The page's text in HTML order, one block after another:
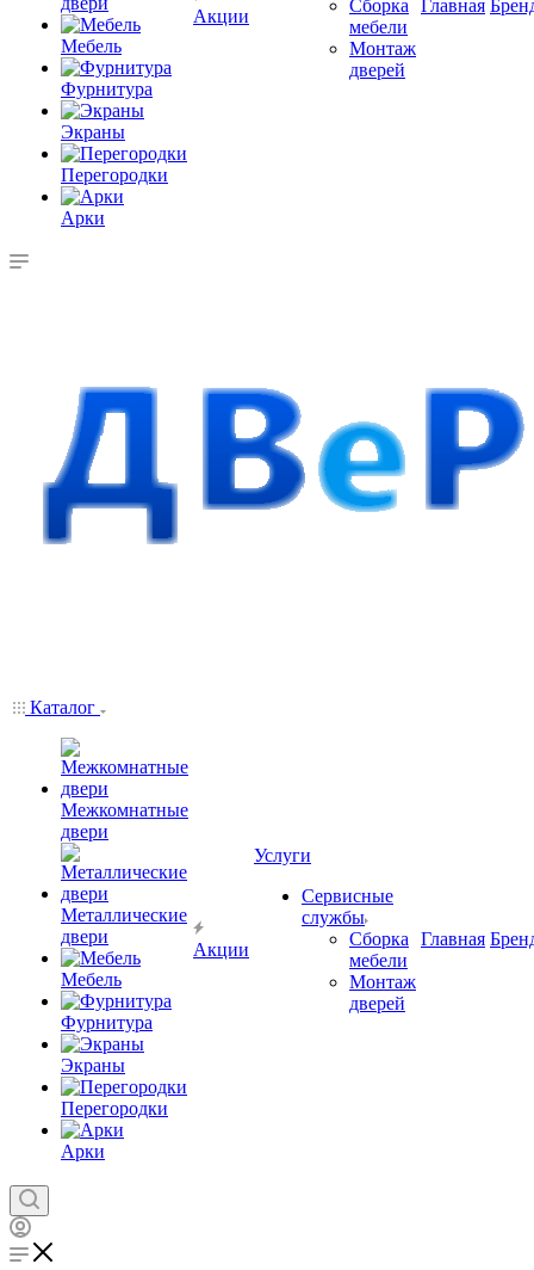
Мебель
Фурнитура
Экраны
Перегородки
Арки
Акции
Сборка
мебели
Монтаж
дверей
Главная
Каталог
Межкомнатные
двери
Металлические
двери
Мебель
Фурнитура
Экраны
Перегородки
Арки
Акции
Услуги
Сервисные
службы
Сборка
мебели
Монтаж
дверей
Главная